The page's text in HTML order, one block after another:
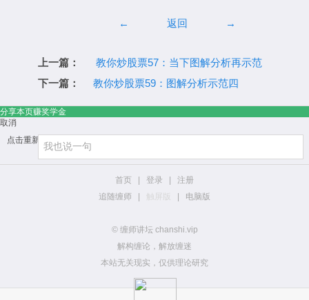
← 返回 →
上一篇：
教你炒股票57：当下图解分析再示范
下一篇：
教你炒股票59：图解分析示范四
分享本页赚奖学金
取消
点击重新加载
首页 登录
注册
追随缠师
触屏版 电脑版
© 缠师讲坛 chanshi.vip
解构缠论，解放缠迷
本站无关现实，仅供理论研究